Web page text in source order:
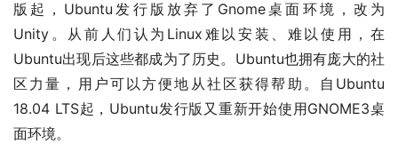
版起，Ubuntu发行版放弃了Gnome桌面环境，改为
Unity。从前人们认为Linux难以安装、难以使用，在
Ubuntu出现后这些都成为了历史。Ubuntu也拥有庞大的社
区力量，用户可以方便地从社区获得帮助。自Ubuntu
18.04 LTS起，Ubuntu发行版又重新开始使用GNOME3桌
面环境。